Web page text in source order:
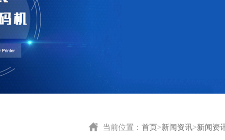
当前位置： 首页>新闻资讯>新闻资